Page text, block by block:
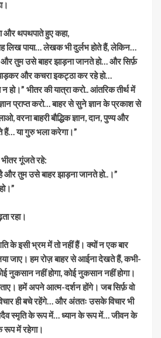
और थपथपाते हुए कहा,
लिख पाया… लेखक भी दुर्लभ होते हैं, लेकिन…
तुम उसे बाहर झाड़ना जानते हो… और सिर्फ़
झाड़कर और कचरा इकट्ठा कर रहे हो…
हो।” भीतर की यात्रा करो.. आंतरिक तीर्थ में
प्राप्त करो… बाहर से सुने ज्ञान के प्रकाश से
वरना बाहरी बौद्धिक ज्ञान, दान, पुण्य और
हैं… या गुरु भला करेगा।”
गूंजते रहे:
और तुम उसे बाहर झाड़ना जानते हो..।”
रहा।
के इसी भ्रम में तो नहीं हैं। क्यों न एक बार
जाए। हम रोज़ बाहर से आईना देखते हैं, कभी-
नहीं होगा, कोई नुकसान नहीं होगा।
हमें अपने आत्म-दर्शन होंगे। जब सिर्फ़ वो
ही बचे रहेंगे… और अंततः उसके विचार भी
स्मृति के रूप में… ध्यान के रूप में… जीवन के
में रहेगा।